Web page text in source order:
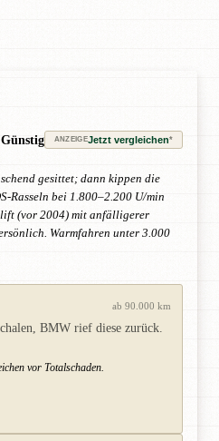
ANZEIGEJetzt vergleichen*
gesittet; dann kippen die
Rasseln bei 1.800–2.200 U/min
(vor 2004) mit anfälligerer
Warmfahren unter 3.000
ab 90.000 km
BMW rief diese zurück.
vor Totalschaden.